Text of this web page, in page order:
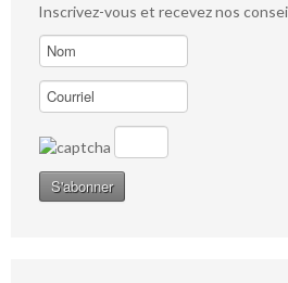
Inscrivez-vous et recevez nos